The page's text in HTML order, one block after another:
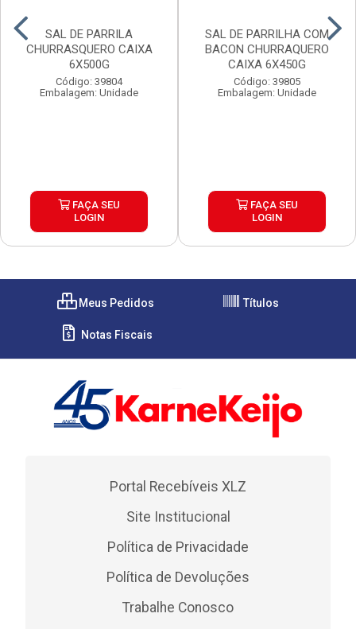
SAL DE PARRILA
CHURRASQUERO CAIXA
6X500G
Código: 39804
Embalagem: Unidade
FAÇA SEU
LOGIN
SAL DE PARRILHA COM
BACON CHURRAQUERO
CAIXA 6X450G
Código: 39805
Embalagem: Unidade
FAÇA SEU
LOGIN
Meus Pedidos Títulos
Notas Fiscais
Portal Recebíveis XLZ
Site Institucional
Política de Privacidade
Política de Devoluções
Trabalhe Conosco